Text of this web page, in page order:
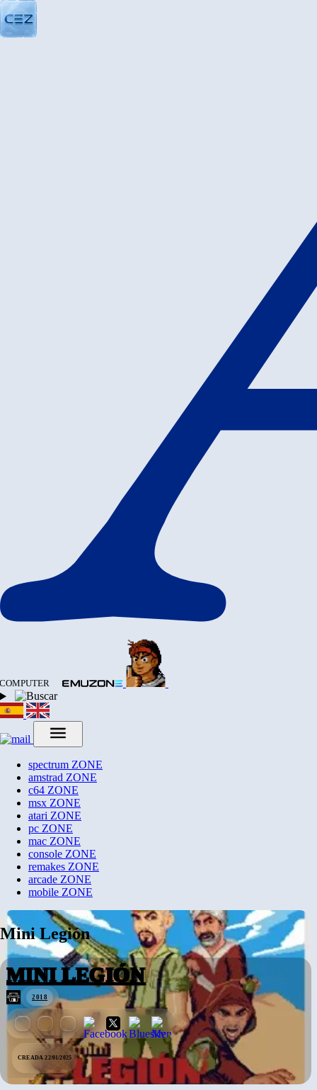
COMPUTER
spectrum ZONE
amstrad ZONE
c64 ZONE
msx ZONE
atari ZONE
pc ZONE
mac ZONE
console ZONE
remakes ZONE
arcade ZONE
mobile ZONE
Mini Legión
MINI LEGIÓN
2018
CREADA 22/01/2025